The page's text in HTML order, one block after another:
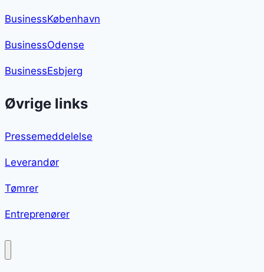
BusinessKøbenhavn
BusinessOdense
BusinessEsbjerg
Øvrige links
Pressemeddelelse
Leverandør
Tømrer
Entreprenører